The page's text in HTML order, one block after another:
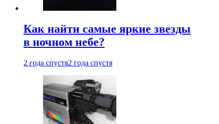
Как найти самые яркие звезды
в ночном небе?
2 года спустя2 года спустя